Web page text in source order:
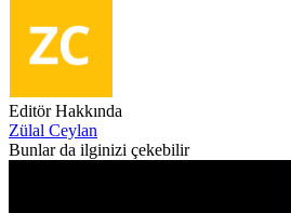
Editör Hakkında
Zülal Ceylan
Bunlar da ilginizi çekebilir